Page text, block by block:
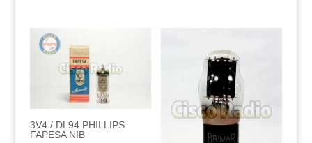
3V4 / DL94 PHILLIPS
FAPESA NIB